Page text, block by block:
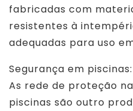
fabricadas com
resistentes à
adequadas para uso
Segurança em piscinas:
As rede de proteção
piscinas são outro